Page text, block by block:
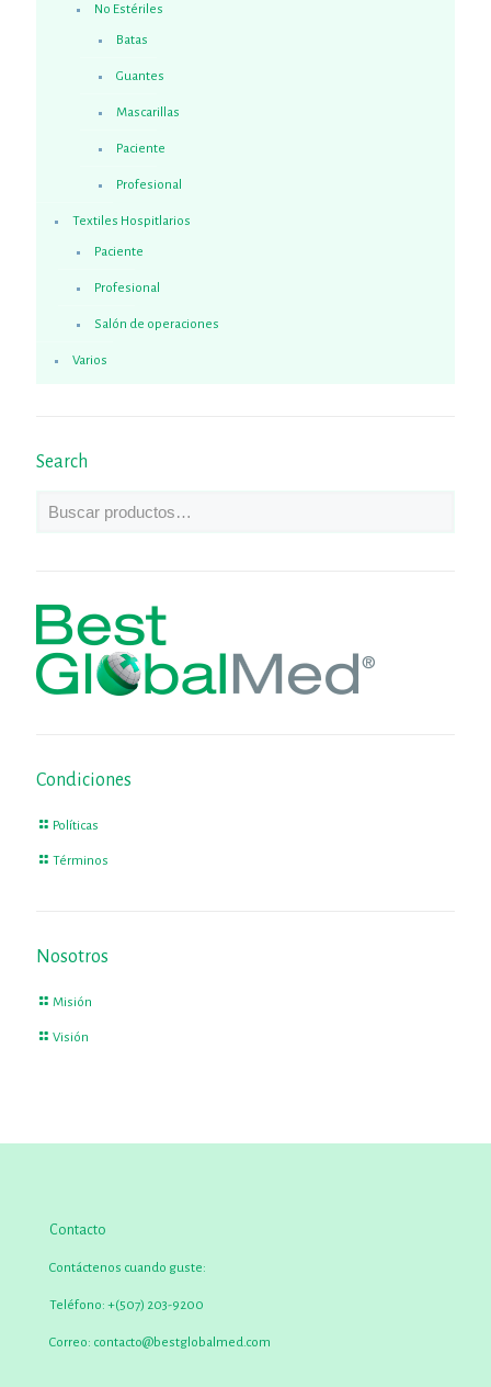
No Estériles
Batas
Guantes
Mascarillas
Paciente
Profesional
Textiles Hospitlarios
Paciente
Profesional
Salón de operaciones
Varios
Search
Condiciones
Políticas
Términos
Nosotros
Misión
Visión
Contacto
Contáctenos cuando guste:
Teléfono: +(507) 203-9200
Correo: contacto@bestglobalmed.com